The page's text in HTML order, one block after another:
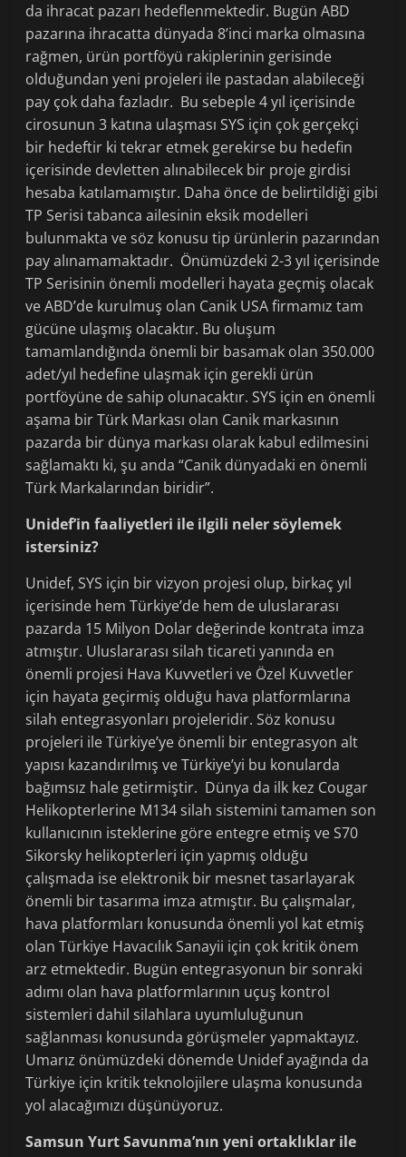
da ihracat pazarı hedeflenmektedir. Bugün ABD
pazarına ihracatta dünyada 8’inci marka olmasına
rağmen, ürün portföyü rakiplerinin gerisinde
olduğundan yeni projeleri ile pastadan alabileceği
pay çok daha fazladır. Bu sebeple 4 yıl içerisinde
cirosunun 3 katına ulaşması SYS için çok gerçekçi
bir hedeftir ki tekrar etmek gerekirse bu hedefin
içerisinde devletten alınabilecek bir proje girdisi
hesaba katılamamıştır. Daha önce de belirtildiği gibi
TP Serisi tabanca ailesinin eksik modelleri
bulunmakta ve söz konusu tip ürünlerin pazarından
pay alınamamaktadır. Önümüzdeki 2-3 yıl içerisinde
TP Serisinin önemli modelleri hayata geçmiş olacak
ve ABD’de kurulmuş olan Canik USA firmamız tam
gücüne ulaşmış olacaktır. Bu oluşum
tamamlandığında önemli bir basamak olan 350.000
adet/yıl hedefine ulaşmak için gerekli ürün
portföyüne de sahip olunacaktır. SYS için en önemli
aşama bir Türk Markası olan Canik markasının
pazarda bir dünya markası olarak kabul edilmesini
sağlamaktı ki, şu anda “Canik dünyadaki en önemli
Türk Markalarından biridir”.
Unidef’in faaliyetleri ile ilgili neler söylemek
istersiniz?
Unidef, SYS için bir vizyon projesi olup, birkaç yıl
içerisinde hem Türkiye’de hem de uluslararası
pazarda 15 Milyon Dolar değerinde kontrata imza
atmıştır. Uluslararası silah ticareti yanında en
önemli projesi Hava Kuvvetleri ve Özel Kuvvetler
için hayata geçirmiş olduğu hava platformlarına
silah entegrasyonları projeleridir. Söz konusu
projeleri ile Türkiye’ye önemli bir entegrasyon alt
yapısı kazandırılmış ve Türkiye’yi bu konularda
bağımsız hale getirmiştir. Dünya da ilk kez Cougar
Helikopterlerine M134 silah sistemini tamamen son
kullanıcının isteklerine göre entegre etmiş ve S70
Sikorsky helikopterleri için yapmış olduğu
çalışmada ise elektronik bir mesnet tasarlayarak
önemli bir tasarıma imza atmıştır. Bu çalışmalar,
hava platformları konusunda önemli yol kat etmiş
olan Türkiye Havacılık Sanayii için çok kritik önem
arz etmektedir. Bugün entegrasyonun bir sonraki
adımı olan hava platformlarının uçuş kontrol
sistemleri dahil silahlara uyumluluğunun
sağlanması konusunda görüşmeler yapmaktayız.
Umarız önümüzdeki dönemde Unidef ayağında da
Türkiye için kritik teknolojilere ulaşma konusunda
yol alacağımızı düşünüyoruz.
Samsun Yurt Savunma’nın yeni ortaklıklar ile